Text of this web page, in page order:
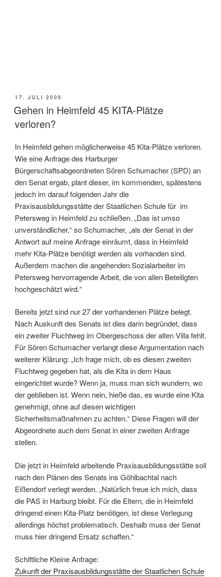
VERÖFFENTLICHT
AM
17. JULI 2009
Gehen in Heimfeld 45 KITA-Plätze
verloren?
In Heimfeld gehen möglicherweise 45 Kita-Plätze verloren.
Wie eine Anfrage des Harburger
Bürgerschaftsabgeordneten Sören Schumacher (SPD) an
den Senat ergab, plant dieser, im kommenden, spätestens
jedoch im darauf folgenden Jahr die
Praxisausbildungsstätte der Staatlichen Schule für im
Petersweg in Heimfeld zu schließen. „Das ist umso
unverständlicher,“ so Schumacher, „als der Senat in der
Antwort auf meine Anfrage einräumt, dass in Heimfeld
mehr Kita-Plätze benötigt werden als vorhanden sind.
Außerdem machen die angehenden Sozialarbeiter im
Petersweg hervorragende Arbeit, die von allen Beteiligten
hochgeschätzt wird.“
Bereits jetzt sind nur 27 der vorhandenen Plätze belegt.
Nach Auskunft des Senats ist dies darin begründet, dass
ein zweiter Fluchtweg im Obergeschoss der alten Villa fehlt.
Für Sören Schumacher verlangt diese Argumentation nach
weiterer Klärung: „Ich frage mich, ob es diesen zweiten
Fluchtweg gegeben hat, als die Kita in dem Haus
eingerichtet wurde? Wenn ja, muss man sich wundern, wo
der geblieben ist. Wenn nein, hieße das, es wurde eine Kita
genehmigt, ohne auf diesen wichtigen
Sicherheitsmaßnahmen zu achten.“ Diese Fragen will der
Abgeordnete auch dem Senat in einer zweiten Anfrage
stellen.
Die jetzt in Heimfeld arbeitende Praxisausbildungsstätte soll
nach den Plänen des Senats ins Göhlbachtal nach
Eißendorf verlegt werden. „Natürlich freue ich mich, dass
die PAS in Harburg bleibt. Für die Eltern, die in Heimfeld
dringend einen Kita-Platz benötigen, ist diese Verlegung
allerdings höchst problematisch. Deshalb muss der Senat
muss hier dringend Ersatz schaffen.“
Schiftliche Kleine Anfrage:
Zukunft der Praxisausbildungsstätte der Staatlichen Schule